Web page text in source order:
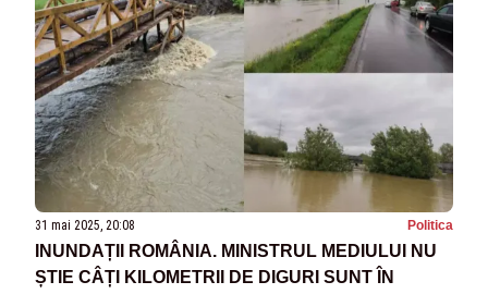
31 mai 2025, 20:08 Politica
INUNDAȚII ROMÂNIA. MINISTRUL MEDIULUI NU
ȘTIE CÂȚI KILOMETRII DE DIGURI SUNT ÎN